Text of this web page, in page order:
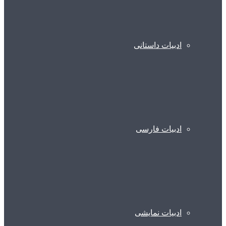
ادبیات داستانی
ادبیات فارسی
ادبیات نمایشی